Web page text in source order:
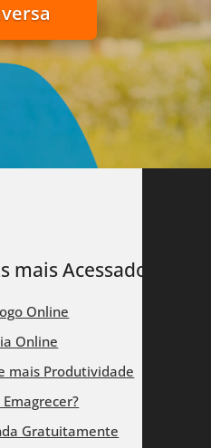
mais Acessados
Online
Online
mais Produtividade
Gratuitamente